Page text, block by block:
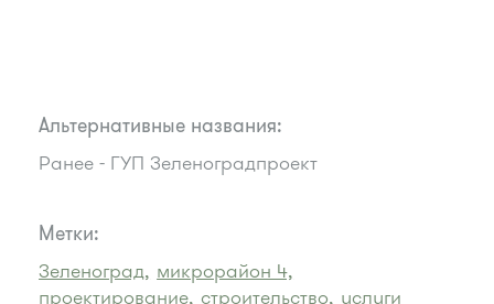
Альтернативные названия:
Ранее - ГУП Зеленоградпроект
Метки:
Зеленоград, микрорайон 4,
проектирование, строительство, услуги